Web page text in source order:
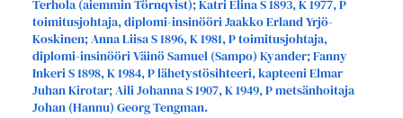
Terhola (aiemmin Törnqvist); Katri Elina S 1893, K 1977, P
toimitusjohtaja, diplomi-insinööri Jaakko Erland Yrjö-
Koskinen; Anna Liisa S 1896, K 1981, P toimitusjohtaja,
diplomi-insinööri Väinö Samuel (Sampo) Kyander; Fanny
Inkeri S 1898, K 1984, P lähetystösihteeri, kapteeni Elmar
Juhan Kirotar; Aili Johanna S 1907, K 1949, P metsänhoitaja
Johan (Hannu) Georg Tengman.